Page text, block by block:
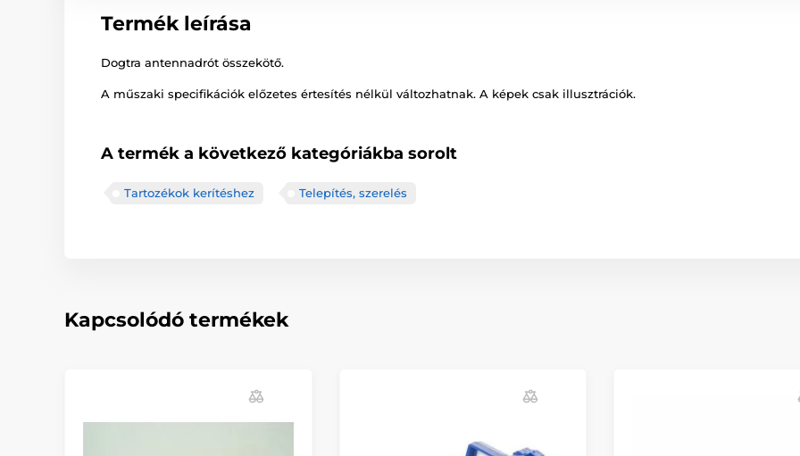
Termék leírása
Dogtra antennadrót összekötő.
A műszaki specifikációk előzetes értesítés nélkül változhatnak. A képek csak illusztrációk.
A termék a következő kategóriákba sorolt
Tartozékok kerítéshez Telepítés, szerelés
Kapcsolódó termékek